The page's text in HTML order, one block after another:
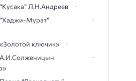
Л.Н.Андреев
Мурат”
ключик»
А.И.Солженицын